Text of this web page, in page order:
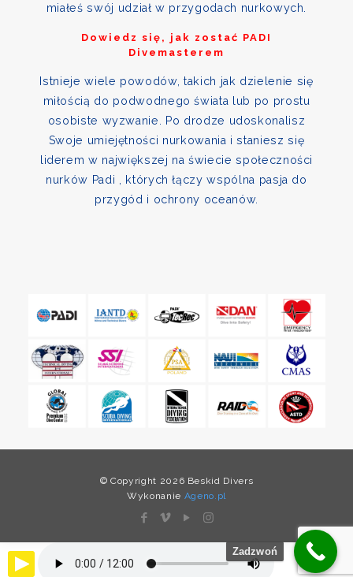
miałeś swój udział w przygodach nurkowych.
Dowiedz się, jak zostać PADI
Divemasterem
Istnieje wiele powodów, takich jak dzielenie się
miłością do podwodnego świata lub po prostu
osobiste wyzwanie. Po drodze udoskonalisz
Swoje umiejętności nurkowania i staniesz się
liderem w największej na świecie społeczności
nurków Padi , których łączy wspólna pasja do
przygód i ochrony oceanów.
© Copyright 2026 Beskid Divers
Wykonanie Ageno.pl
Zadzwoń